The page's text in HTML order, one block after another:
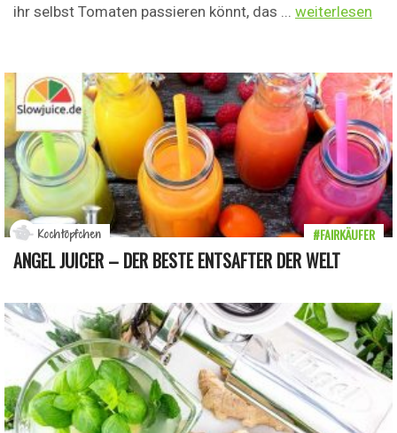
ihr selbst Tomaten passieren könnt, das ... weiterlesen
ANGEL JUICER – DER BESTE ENTSAFTER DER WELT
#FAIRKÄUFER
Kochtöpfchen